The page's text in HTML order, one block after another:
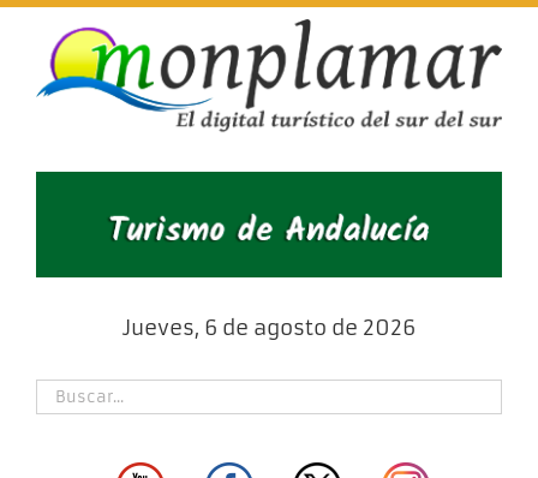
Skip
content
Jueves, 6 de agosto de 2026